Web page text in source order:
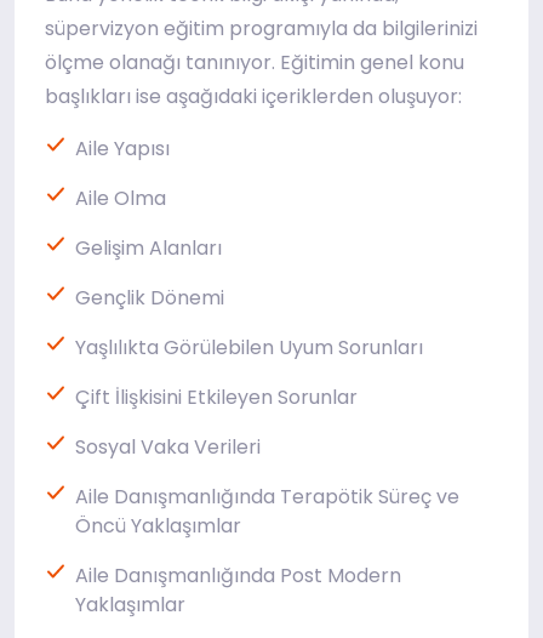
süpervizyon eğitim programıyla da bilgilerinizi
ölçme olanağı tanınıyor. Eğitimin genel konu
başlıkları ise aşağıdaki içeriklerden oluşuyor:
Aile Yapısı
Aile Olma
Gelişim Alanları
Gençlik Dönemi
Yaşlılıkta Görülebilen Uyum Sorunları
Çift İlişkisini Etkileyen Sorunlar
Sosyal Vaka Verileri
Aile Danışmanlığında Terapötik Süreç ve
Öncü Yaklaşımlar
Aile Danışmanlığında Post Modern
Yaklaşımlar